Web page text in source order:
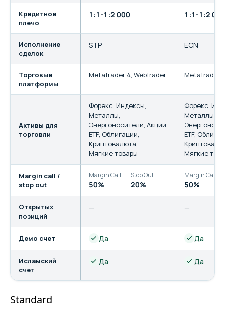
Кредитное
плечо
1:1-1:2 000 1:1-1:2 000
Исполнение
сделок
STP ECN
Торговые
платформы
MetaTrader 4, WebTrader MetaTrader
Активы для
торговли
Форекс, Индексы,
Металлы,
Энергоносители, Акции,
ETF, Облигации,
Криптовалюта,
Мягкие товары
Форекс,
Металлы
ETF,
Мягкие
Margin call /
stop out
Margin Call
50%
Stop Out
20%
Margin Call
50%
Открытых
позиций
— —
Демо счет Да Да
Исламский
счет
Да Да
Standard